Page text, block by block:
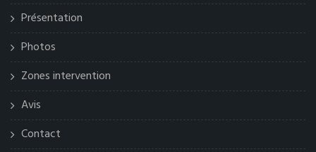
Présentation
Photos
Zones intervention
Avis
Contact